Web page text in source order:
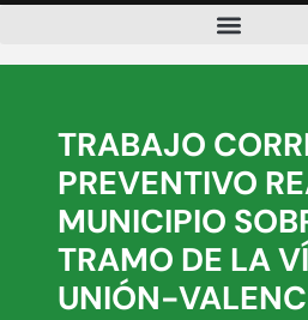
TRABAJO
PREVENTIVO
MUNICIPIO
TRAMO DE LA
UNIÓN-